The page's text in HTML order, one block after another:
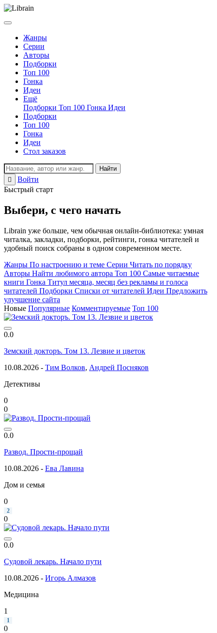
Жанры
Серии
Авторы
Подборки
Топ 100
Гонка
Идеи
Ещё
Подборки Топ 100 Гонка Идеи
Подборки
Топ 100
Гонка
Идеи
Стол заказов
Найти
Войти
Быстрый старт
Выбери, с чего начать
Librain уже больше, чем обычная онлайн-библиотека: умная
читалка, закладки, подборки, рейтинги, гонка читателей и
удобный поиск собраны в одном современном месте.
Жанры По настроению и теме Серии Читать по порядку
Авторы Найти любимого автора Топ 100 Самые читаемые
книги Гонка Титул месяца, месяц без рекламы и голоса
читателей Подборки Списки от читателей Идеи Предложить
улучшение сайта
Новые Популярные Комментируемые Топ 100
0.0
Земский докторъ. Том 13. Лезвие и цветок
10.08.2026 - Тим Волков, Андрей Посняков
Детективы
0
0
0.0
Развод. Прости-прощай
10.08.2026 - Ева Лавина
Дом и семья
0
2
0
0.0
Судовой лекарь. Начало пути
10.08.2026 - Игорь Алмазов
Медицина
1
1
0